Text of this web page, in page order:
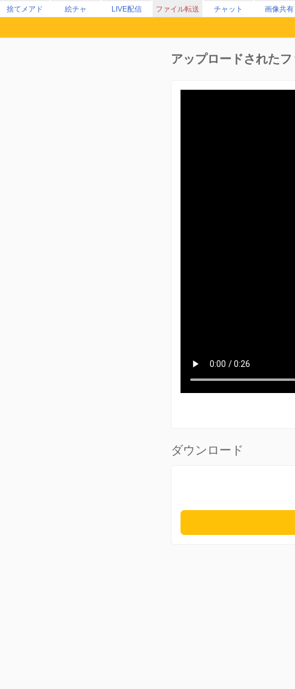
捨てメアド 絵チャ LIVE配信 ファイル転送 チャット 画像共有
アップロードされた
ダウンロード